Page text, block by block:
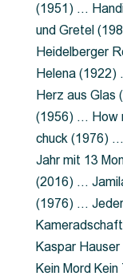
(1951) …
und Gretel
Heidelberger
Helena
Herz aus
(1956) … How
chuck (1976)
Jahr mit 13
(2016) …
(1976) …
Kaspar
Kein Mord